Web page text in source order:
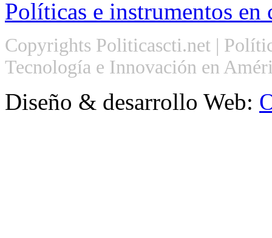
Políticas e instrumentos
Copyrights Politicascti.net |
Tecnología e Innovación en
Diseño & desarrollo Web: